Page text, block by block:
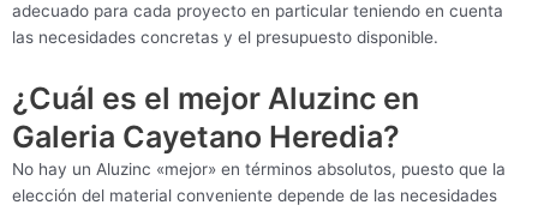
adecuado para cada proyecto en particular teniendo en cuenta
las necesidades concretas y el presupuesto disponible.
¿Cuál es el mejor Aluzinc en
Galeria Cayetano Heredia?
No hay un Aluzinc «mejor» en términos absolutos, puesto que la
elección del material conveniente depende de las necesidades